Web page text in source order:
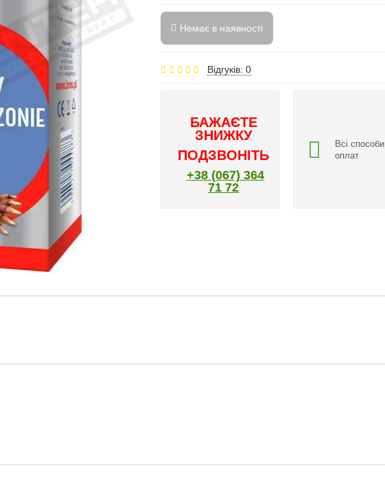
Немає в наявності
Відгуків: 0
БАЖАЄТЕ
ЗНИЖКУ
ПОДЗВОНІТЬ
+38 (067) 364
71 72
Всі способи
оплат